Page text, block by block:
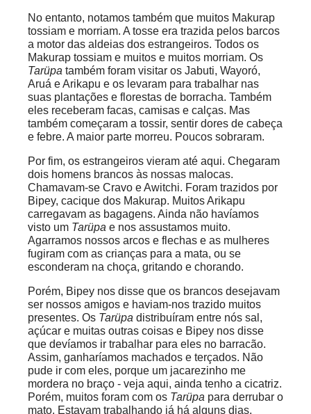
No entanto, notamos também que muitos Makurap
tossiam e morriam. A tosse era trazida pelos barcos
a motor das aldeias dos estrangeiros. Todos os
Makurap tossiam e muitos e muitos morriam. Os
Tarüpa também foram visitar os Jabuti, Wayoró,
Aruá eArikapu e os levaram para trabalhar nas
suas plantações e florestas de borracha. Também
eles receberam facas, camisas e calças. Mas
também começaram a tossir, sentir dores de cabeça
e febre. A maior parte morreu. Poucos sobraram.
Por fim, os estrangeiros vieram até aqui. Chegaram
dois homens brancos às nossas malocas.
Chamavam-se Cravo e Awitchi. Foram trazidos por
Bipey, cacique dos Makurap. Muitos Arikapu
carregavam as bagagens. Ainda não havíamos
visto um Tarüpa e nos assustamos muito.
Agarramos nossos arcos e flechas e as mulheres
fugiram com as crianças para a mata, ou se
esconderam na choça, gritando e chorando.
Porém, Bipey nos disse que os brancos desejavam
ser nossos amigos e haviam-nos trazido muitos
presentes. Os Tarüpa distribuíram entre nós sal,
açúcar e muitas outras coisas e Bipey nos disse
que devíamos ir trabalhar para eles no barracão.
Assim, ganharíamos machados e terçados. Não
pude ir com eles, porque um jacarezinho me
mordera no braço - veja aqui, ainda tenho a cicatriz.
Porém, muitos foram com os Tarüpa para derrubar o
mato. Estavam trabalhando já há alguns dias,